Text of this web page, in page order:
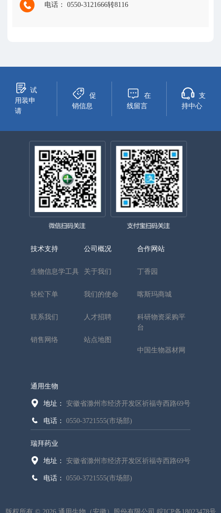
电话： 0550-3121666转8116
试
用装申
请
促
销信息
在
线留言
支
持中心
技术支持
生物信息学工具
轻松下单
联系我们
销售网络
公司概况
关于我们
我们的使命
人才招聘
站点地图
合作网站
丁香园
喀斯玛商城
科研物资采购平
台
中国生物器材网
通用生物
地址： 安徽省滁州市经济开发区祈福寺西路69号
电话： 0550-3721555(市场部)
瑞拜药业
地址： 安徽省滁州市经济开发区祈福寺西路69号
电话： 0550-3721555(市场部)